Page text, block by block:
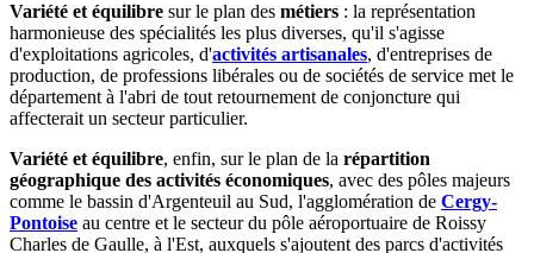
Variété et équilibre sur le plan des métiers : la représentation
harmonieuse des spécialités les plus diverses, qu'il s'agisse
d'exploitations agricoles, d'activités artisanales, d'entreprises de
production, de professions libérales ou de sociétés de service met le
département à l'abri de tout retournement de conjoncture qui
affecterait un secteur particulier.
Variété et équilibre, enfin, sur le plan de la répartition
géographique des activités économiques, avec des pôles majeurs
comme le bassin d'Argenteuil au Sud, l'agglomération de Cergy-
Pontoise au centre et le secteur du pôle aéroportuaire de Roissy
Charles de Gaulle, à l'Est, auxquels s'ajoutent des parcs d'activités